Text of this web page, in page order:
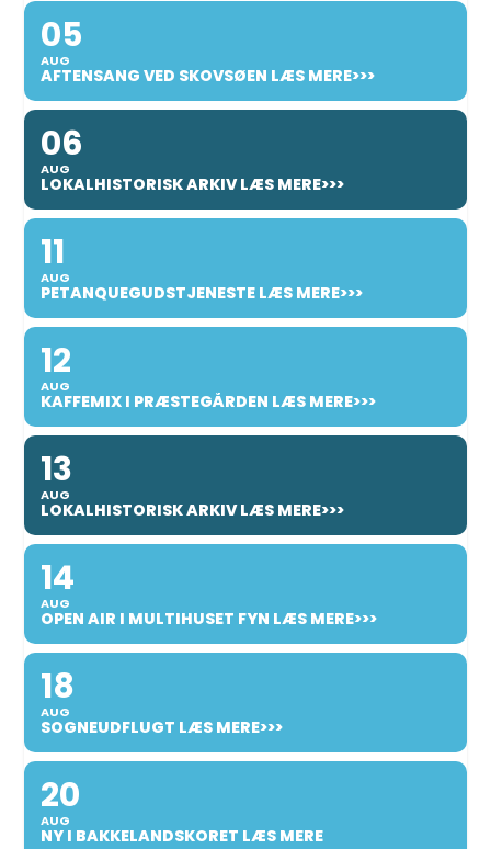
05
AUG
AFTENSANG VED SKOVSØEN LÆS MERE>>>
06
AUG
LOKALHISTORISK ARKIV LÆS MERE>>>
11
AUG
PETANQUEGUDSTJENESTE LÆS MERE>>>
12
AUG
KAFFEMIX I PRÆSTEGÅRDEN LÆS MERE>>>
13
AUG
LOKALHISTORISK ARKIV LÆS MERE>>>
14
AUG
OPEN AIR I MULTIHUSET FYN LÆS MERE>>>
18
AUG
SOGNEUDFLUGT LÆS MERE>>>
20
AUG
NY I BAKKELANDSKORET LÆS MERE